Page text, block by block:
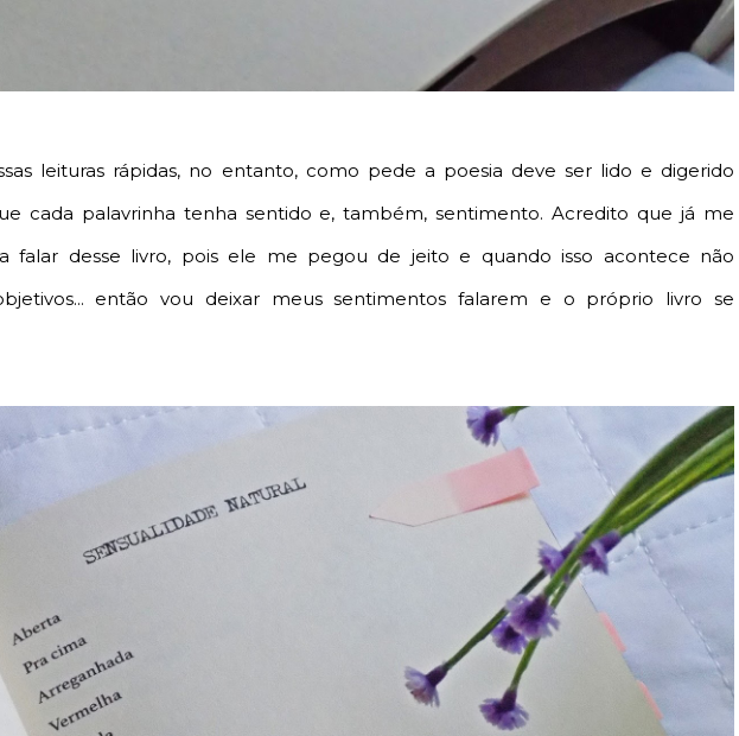
leituras rápidas, no entanto, como pede a poesia deve ser lido e digerido
cada palavrinha tenha sentido e, também, sentimento. Acredito que já me
falar desse livro, pois ele me pegou de jeito e quando isso acontece não
então vou deixar meus sentimentos falarem e o próprio livro se